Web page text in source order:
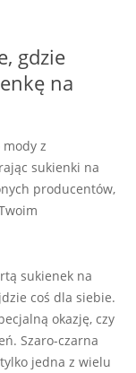
gdzie
na
z
sukienki na
producentów,
sukienek na
coś dla siebie.
okazję, czy
Szaro-czarna
jedna z wielu